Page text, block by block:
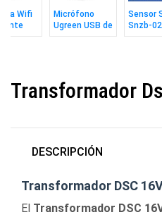
Wifi
Smart
Micrófono
Ugreen USB de
Escritorio
Sensor
Snzb-
Zigbee
Transformador
DESCRIPCIÓN
Transformador DSC
El Transformador DSC